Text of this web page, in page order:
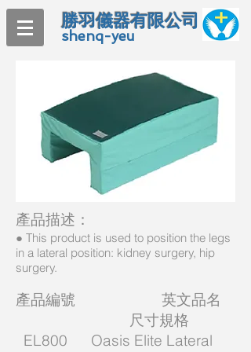
勝羽儀器有限公司
shenq-yeu
產品描述：
● This product is used to position the legs
in a lateral position: kidney surgery, hip
surgery.
產品編號 英文品名
尺寸規格
EL800 Oasis Elite Lateral